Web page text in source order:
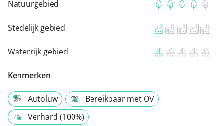
Natuurgebied
Stedelijk gebied
Waterrijk gebied
Kenmerken
Autoluw
Bereikbaar met OV
Verhard (100%)